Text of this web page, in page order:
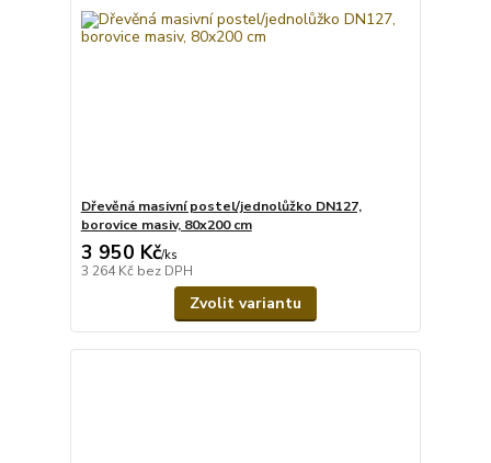
Dřevěná masivní postel/jednolůžko DN127,
borovice masiv, 80x200 cm
3 950 Kč/ks
3 264 Kč bez DPH
Zvolit variantu